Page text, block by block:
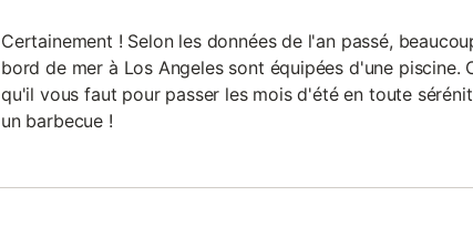
Certainement ! Selon les données de l'an passé,
bord de mer à Los Angeles sont équipées d'une piscine.
qu'il vous faut pour passer les mois d'été en toute
un barbecue !